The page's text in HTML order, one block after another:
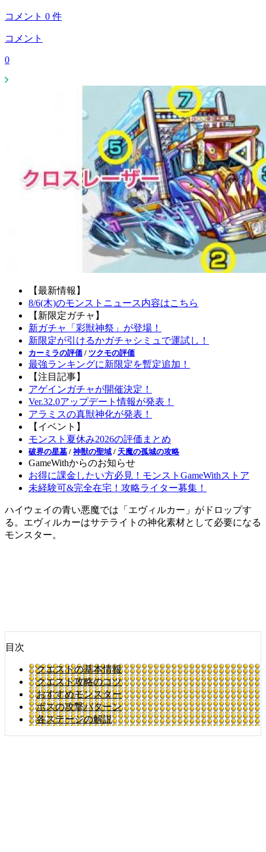
コメント 0 件
コメント
0
【最新情報】
8/6(木)のモンストニュース内容はこちら
【新限定ガチャ】
新ガチャ「彩獣神祭」が登場！
新限定が引けるかガチャシミュで運試し！
カーミラの評価 / ツクモの評価
最強ランキングに新限定を暫定追加！
【注目記事】
アゲインガチャが開催決定！
Ver.32.0アップデート情報が発表！
アラミスの真獣神化が発表！
【イベント】
モンスト夏休み2026の評価まとめ
破界の星墓 / 神獣の聖域 / 天魔の孤城の攻略
GameWithからのお知らせ
お得に課金したい方必見！モンストGameWithストア
未経験可&完全在宅！攻略ライター募集！
ハイウェイの青い悪魔では「エヴィルカー」がドロップす
る。エヴィルカーはサテライトの神化素材として必要になる
モンスター。
目次
クエストの基本情報
クエスト攻略のコツ
おすすめモンスター
ボスの攻撃パターン
各ステージの解説